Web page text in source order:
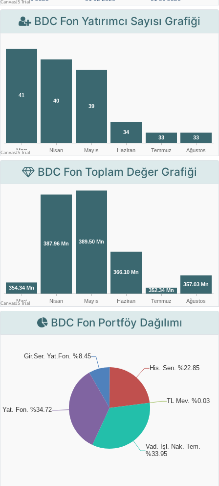
BDC Fon Yatırımcı Sayısı Grafiği
BDC Fon Toplam Değer Grafiği
BDC Fon Portföy Dağılımı